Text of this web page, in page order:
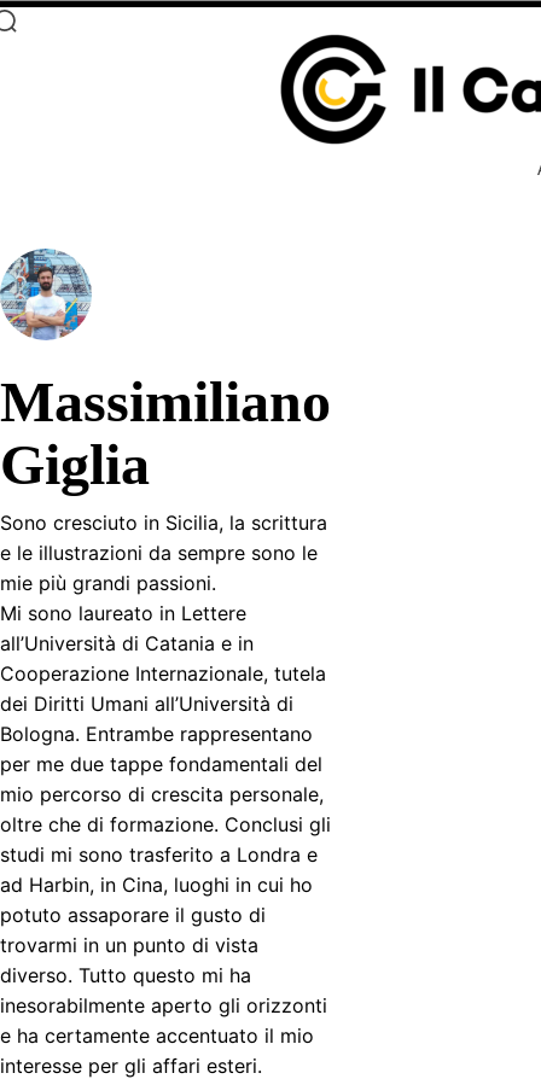
Massimiliano
Giglia
Sono cresciuto in Sicilia, la scrittura
e le illustrazioni da sempre sono le
mie più grandi passioni.
Mi sono laureato in Lettere
all’Università di Catania e in
Cooperazione Internazionale, tutela
dei Diritti Umani all’Università di
Bologna. Entrambe rappresentano
per me due tappe fondamentali del
mio percorso di crescita personale,
oltre che di formazione. Conclusi gli
studi mi sono trasferito a Londra e
ad Harbin, in Cina, luoghi in cui ho
potuto assaporare il gusto di
trovarmi in un punto di vista
diverso. Tutto questo mi ha
inesorabilmente aperto gli orizzonti
e ha certamente accentuato il mio
interesse per gli affari esteri.